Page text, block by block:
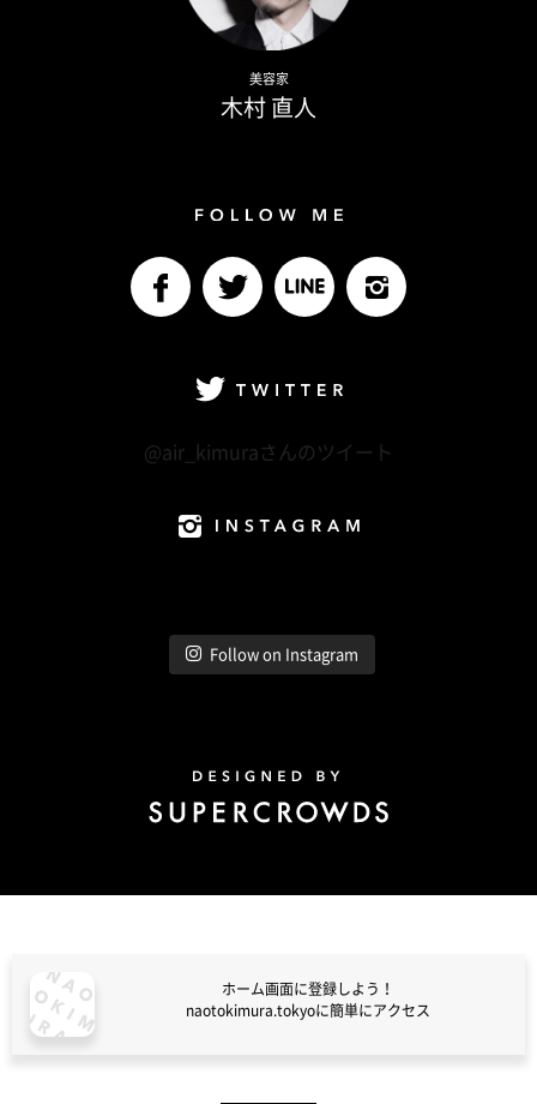
美容家
木村 直人
@air_kimuraさんのツイート
Follow on Instagram
ホーム画面に登録しよう！
naotokimura.tokyoに簡単にアクセス